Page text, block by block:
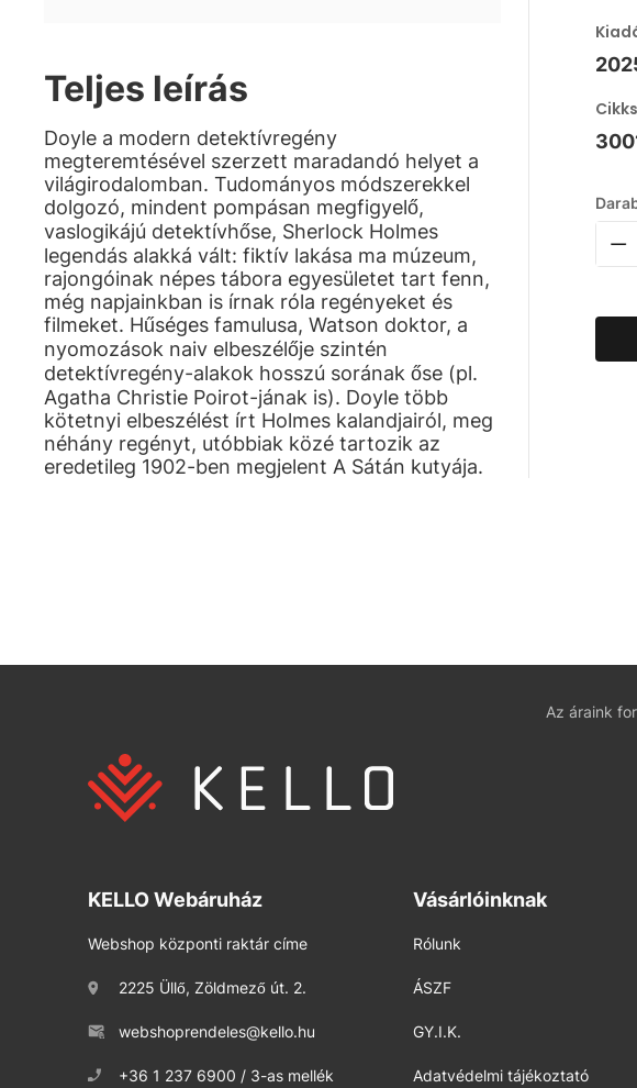
Teljes leírás
Doyle a modern detektívregény
megteremtésével szerzett maradandó helyet a
világirodalomban. Tudományos módszerekkel
dolgozó, mindent pompásan megfigyelő,
vaslogikájú detektívhőse, Sherlock Holmes
legendás alakká vált: fiktív lakása ma múzeum,
rajongóinak népes tábora egyesületet tart fenn,
még napjainkban is írnak róla regényeket és
filmeket. Hűséges famulusa, Watson doktor, a
nyomozások naiv elbeszélője szintén
detektívregény-alakok hosszú sorának őse (pl.
Agatha Christie Poirot-jának is). Doyle több
kötetnyi elbeszélést írt Holmes kalandjairól, meg
néhány regényt, utóbbiak közé tartozik az
eredetileg 1902-ben megjelent A Sátán kutyája.
Az áraink
KELLO Webáruház
Webshop központi raktár címe
2225 Üllő, Zöldmező út. 2.
webshoprendeles@kello.hu
+36 1 237 6900 / 3-as mellék
Vásárlóinknak
Rólunk
ÁSZF
GY.I.K.
Adatvédelmi tájékoztató